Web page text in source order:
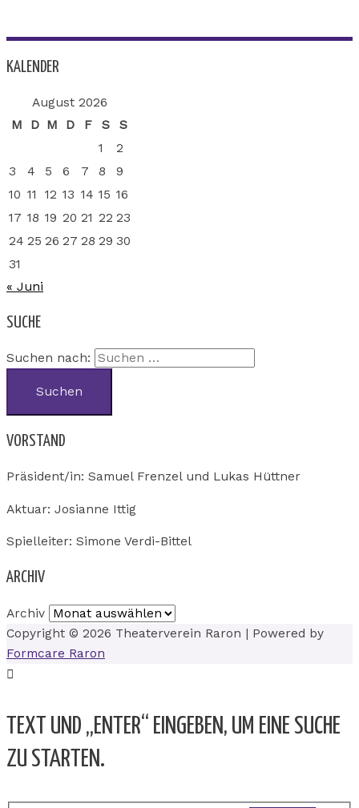
KALENDER
August 2026
M
D M D F S
S
1
2
3
4 5 6 7 8
9
10 11 12 13 14 15 16
17 18 19 20 21 22 23
24 25 26 27 28 29 30
31
« Juni
SUCHE
Suchen nach:
VORSTAND
Präsident/in: Samuel Frenzel und Lukas Hüttner
Aktuar: Josianne Ittig
Spielleiter: Simone Verdi-Bittel
ARCHIV
Archiv
Copyright © 2026 Theaterverein Raron | Powered by
Formcare Raron
TEXT UND „ENTER“ EINGEBEN, UM EINE SUCHE
ZU STARTEN.